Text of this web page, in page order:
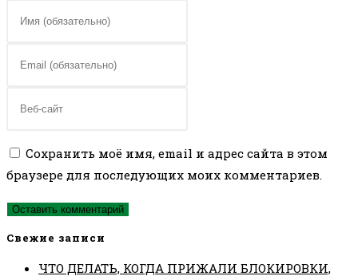
или
пользователя,
прокомментировать
адрес,
прокомментировать
веб-
сайта
(необязательно)
Сохранить моё имя, email и адрес сайта в этом
браузере для последующих моих комментариев.
Свежие записи
ЧТО ДЕЛАТЬ, КОГДА ПРИЖАЛИ БЛОКИРОВКИ,